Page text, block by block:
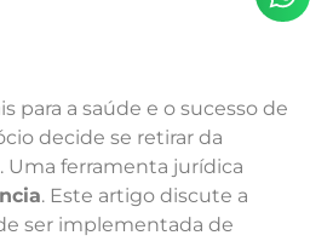
para a saúde e o sucesso de
decide se retirar da
Uma ferramenta jurídica
. Este artigo discute a
ser implementada de